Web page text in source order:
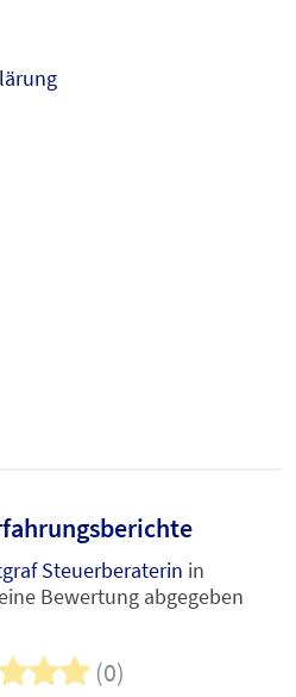
Steuerberaterin in
Bewertung abgegeben
(0)